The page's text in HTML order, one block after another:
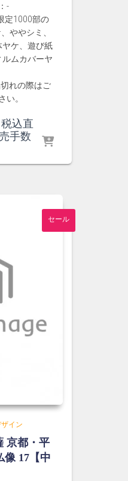
-
定1000部の
ややシミ、
ヤケ、遊び紙
ムカバーヤ
れの際はご
い。
現
税込直
手数
セール
イン
京都・平
像 17【中